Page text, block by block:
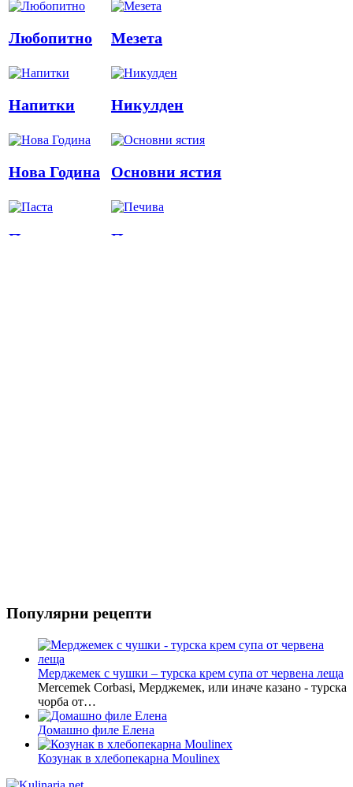
Любопитно Мезета
Напитки Никулден
Нова Година Основни ястия
Паста Печива
Популярни рецепти
Мерджемек с чушки – турска крем супа от червена леща
Mercemek Corbasi, Мерджемек, или иначе казано - турска
чорба от…
Домашно филе Елена
Козунак в хлебопекарна Moulinex